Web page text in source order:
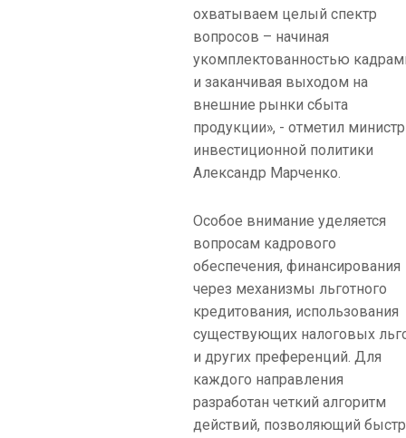
охватываем целый спектр
вопросов – начиная
укомплектованностью
и заканчивая выходом на
внешние рынки сбыта
продукции», - отметил министр
инвестиционной политики
Александр Марченко.
Особое внимание уделяется
вопросам кадрового
обеспечения, финансирования
через механизмы льготного
кредитования, использования
существующих налоговых
и других преференций. Для
каждого направления
разработан четкий алгоритм
действий, позволяющий